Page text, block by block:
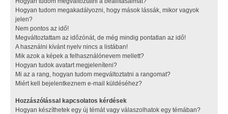
Hogyan tudom megakadályozni, hogy mások lássák, mikor vagyok
jelen?
Nem pontos az idő!
Megváltoztattam az időzónát, de még mindig pontatlan az idő!
A használni kívánt nyelv nincs a listában!
Mik azok a képek a felhasználónevem mellett?
Hogyan tudok avatart megjeleníteni?
Mi az a rang, hogyan tudom megváltoztatni a rangomat?
Miért kell bejelentkeznem e-mail küldéséhez?
Hozzászólással kapcsolatos kérdések
Hogyan készíthetek egy új témát vagy válaszolhatok egy témában?